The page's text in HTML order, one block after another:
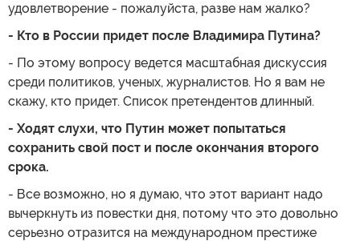
удовлетворение - пожалуйста, разве нам жалко?
- Кто в России придет после Владимира Путина?
- По этому вопросу ведется масштабная дискуссия
среди политиков, ученых, журналистов. Но я вам не
скажу, кто придет. Список претендентов длинный.
- Ходят слухи, что Путин может попытаться
сохранить свой пост и после окончания второго
срока.
- Все возможно, но я думаю, что этот вариант надо
вычеркнуть из повестки дня, потому что это довольно
серьезно отразится на международном престиже